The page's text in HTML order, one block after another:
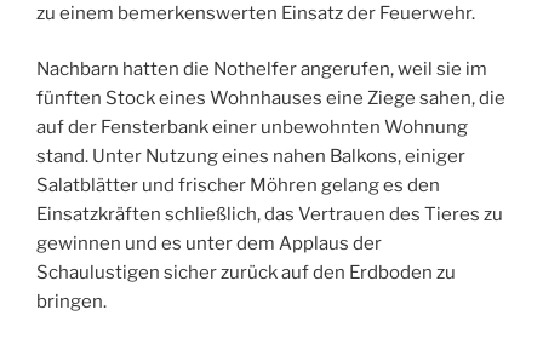
zu einem bemerkenswerten Einsatz der Feuerwehr.
Nachbarn hatten die Nothelfer angerufen, weil sie im
fünften Stock eines Wohnhauses eine Ziege sahen, die
auf der Fensterbank einer unbewohnten Wohnung
stand. Unter Nutzung eines nahen Balkons, einiger
Salatblätter und frischer Möhren gelang es den
Einsatzkräften schließlich, das Vertrauen des Tieres zu
gewinnen und es unter dem Applaus der
Schaulustigen sicher zurück auf den Erdboden zu
bringen.